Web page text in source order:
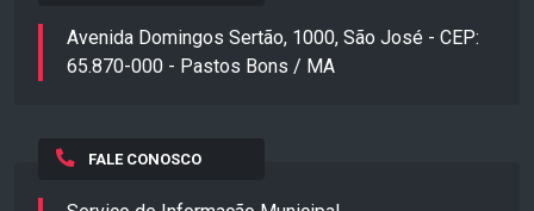
Avenida Domingos Sertão, 1000, São José - CEP:
65.870-000 - Pastos Bons / MA
FALE CONOSCO